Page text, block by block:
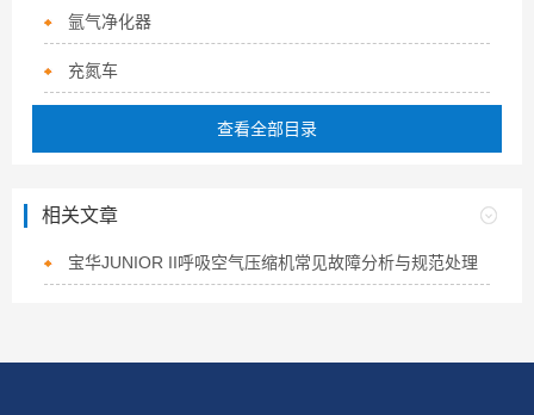
氩气净化器
充氮车
查看全部目录
相关文章
宝华JUNIOR II呼吸空气压缩机常见故障分析与规范处理